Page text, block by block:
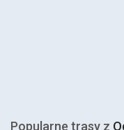
Popularne trasy z